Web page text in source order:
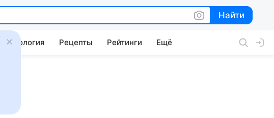
Найти
Найти
Психология Рецепты Рейтинги Ещё